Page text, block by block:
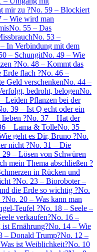
mir zu ?No. 59 – Blockiert
– Wie wird man
No. 55 – Das
No. 53 –
In Verbindung mit dem
– SchungitNo. 49 – Wie
?No. 48 – Kommt das
Erde flach ?No. 46 –
Geld verschenkenNo. 44 –
bedroht, belogenNo.
Leiden Pflanzen bei der
39 – Ist Q echt oder ein
?No. 37 – Hat der
– Lama & TolleNo. 35 –
geht es Dir, Bruno ?No.
nicht ?No. 31 – Die
29 – Lösen von Schwüren
mein Thema abschließen ?
in Rücken und
?No. 23 – Bioroboter –
die Erde so wichtig ?No.
?No. 20 – Was kann man
Teufel ?No. 18 – Seele –
verkaufen?No. 16 –
Ernährung?No. 14 – Wie
– Donald Trump?No. 12 –
ist Weiblichkeit?No. 10